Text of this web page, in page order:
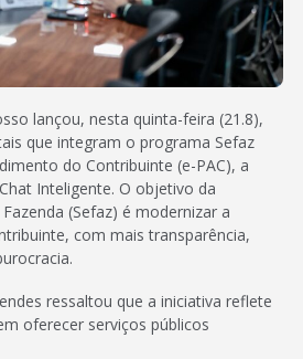
lançou, nesta quinta-feira (21.8),
que integram o programa Sefaz
do Contribuinte (e-PAC), a
Inteligente. O objetivo da
(Sefaz) é modernizar a
com mais transparência,
ressaltou que a iniciativa reflete
oferecer serviços públicos